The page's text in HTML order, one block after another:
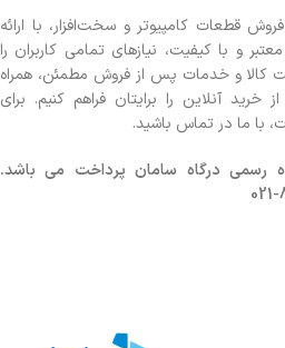
قطعات کامپیوتر و سخت‌افزار، با ارائه
و با کیفیت، نیازهای تمامی کاربران را
کالا و خدمات پس از فروش مطمئن، همراه
آنلاین را برایتان فراهم کنیم. برای
با ما در تماس باشید.
رسمی درگاه سامان پرداخت می باشد.